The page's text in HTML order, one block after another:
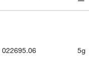
022695.06 5g